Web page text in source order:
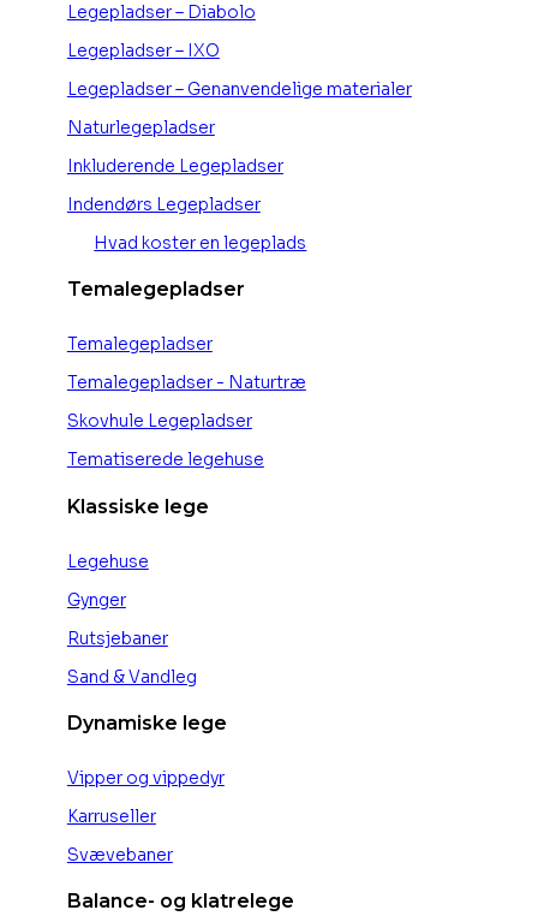
Legepladser – Diabolo
Legepladser – IXO
Legepladser – Genanvendelige materialer
Naturlegepladser
Inkluderende Legepladser
Indendørs Legepladser
Hvad koster en legeplads
Temalegepladser
Temalegepladser
Temalegepladser - Naturtræ
Skovhule Legepladser
Tematiserede legehuse
Klassiske lege
Legehuse
Gynger
Rutsjebaner
Sand & Vandleg
Dynamiske lege
Vipper og vippedyr
Karruseller
Svævebaner
Balance- og klatrelege